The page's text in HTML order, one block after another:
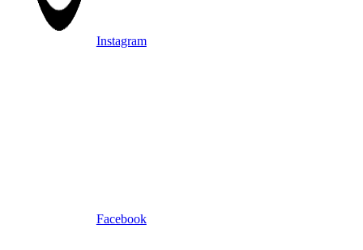
Instagram
Facebook